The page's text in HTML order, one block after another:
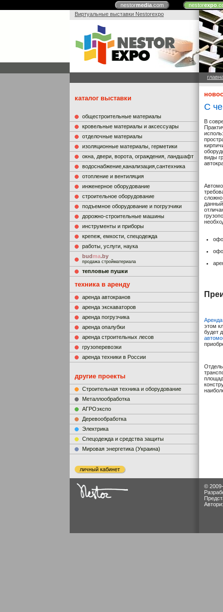
nestormedia.com nestorexpo
Виртуальные выставки Nestorexpo
каталог выставки
общестроительные материалы
кровельные материалы и аксессуары
отделочные материалы
изоляционные материалы, герметики
окна, двери, ворота, ограждения, ландшафт
водоснабжение,канализация,сантехника
отопление и вентиляция
инженерное оборудование
строительное оборудование
подъемное оборудование и погрузчики
дорожно-строительные машины
инструменты и приборы
крепеж, емкости, спецодежда
работы, услуги, наука
budma.by
продажа стройматериала
тепловые пушки
техника в аренду
аренда автокранов
аренда экскаваторов
аренда погрузчика
аренда опалубки
аренда строительных лесов
грузоперевозки
аренда техники в России
другие проекты
Строительная техника и оборудование
Металлообработка
АГРОэкспо
Деревообработка
Электрика
Cпецодежда и средства защиты
Мировая энергетика (Украина)
личный кабинет
С
В
виды
Аренда
этом
будет
©